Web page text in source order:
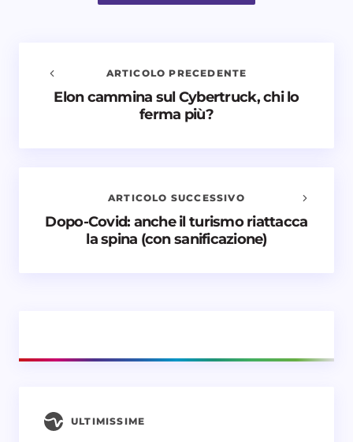
Avvisami quando vengono aggiunti nuovi
ARTICOLO PRECEDENTE
Elon cammina sul Cybertruck, chi lo
ferma più?
ARTICOLO SUCCESSIVO
Dopo-Covid: anche il turismo riattacca
la spina (con sanificazione)
ULTIMISSIME